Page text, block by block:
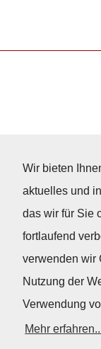
Wir bieten
aktuelles und
das wir für Sie
fortlaufend
verwenden wir
Nutzung der
Verwendung
Mehr
©